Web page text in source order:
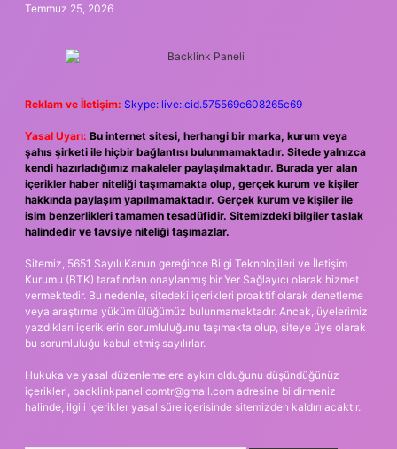
Temmuz 25, 2026
Reklam ve İletişim: Skype: live:.cid.575569c608265c69
Yasal Uyarı: Bu internet sitesi, herhangi bir marka, kurum veya
şahıs şirketi ile hiçbir bağlantısı bulunmamaktadır. Sitede yalnızca
kendi hazırladığımız makaleler paylaşılmaktadır. Burada yer alan
içerikler haber niteliği taşımamakta olup, gerçek kurum ve kişiler
hakkında paylaşım yapılmamaktadır. Gerçek kurum ve kişiler ile
isim benzerlikleri tamamen tesadüfidir. Sitemizdeki bilgiler taslak
halindedir ve tavsiye niteliği taşımazlar.
Sitemiz, 5651 Sayılı Kanun gereğince Bilgi Teknolojileri ve İletişim
Kurumu (BTK) tarafından onaylanmış bir Yer Sağlayıcı olarak hizmet
vermektedir. Bu nedenle, sitedeki içerikleri proaktif olarak denetleme
veya araştırma yükümlülüğümüz bulunmamaktadır. Ancak, üyelerimiz
yazdıkları içeriklerin sorumluluğunu taşımakta olup, siteye üye olarak
bu sorumluluğu kabul etmiş sayılırlar.
Hukuka ve yasal düzenlemelere aykırı olduğunu düşündüğünüz
içerikleri, backlinkpanelicomtr@gmail.com adresine bildirmeniz
halinde, ilgili içerikler yasal süre içerisinde sitemizden kaldırılacaktır.